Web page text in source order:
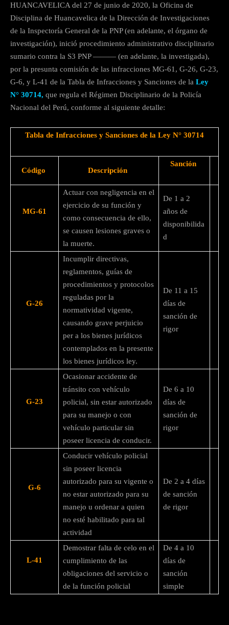
HUANCAVELICA del 27 de junio de 2020, la Oficina de
Disciplina de Huancavelica de la Dirección de Investigaciones
de la Inspectoría General de la PNP (en adelante, el órgano de
investigación), inició procedimiento administrativo disciplinario
sumario contra la S3 PNP ——— (en adelante, la investigada),
por la presunta comisión de las infracciones MG-61, G-26, G-23,
G-6, y L-41 de la Tabla de Infracciones y Sanciones de la Ley
N° 30714, que regula el Régimen Disciplinario de la Policía
Nacional del Perú, conforme al siguiente detalle:
Tabla de Infracciones y Sanciones de la Ley N° 30714
Código Descripción
Sanción
MG-61
Actuar con negligencia en el
ejercicio de su función y
como consecuencia de ello,
se causen lesiones graves o
la muerte.
De 1 a 2
años de
disponibilida
d
G-26
Incumplir directivas,
reglamentos, guías de
procedimientos y protocolos
reguladas por la
normatividad vigente,
causando grave perjuicio
per a los bienes jurídicos
contemplados en la presente
los bienes jurídicos ley.
De 11 a 15
días de
sanción de
rigor
G-23
Ocasionar accidente de
tránsito con vehículo
policial, sin estar autorizado
para su manejo o con
vehículo particular sin
poseer licencia de conducir.
De 6 a 10
días de
sanción de
rigor
G-6
Conducir vehículo policial
sin poseer licencia
autorizado para su vigente o
no estar autorizado para su
manejo u ordenar a quien
no esté habilitado para tal
actividad
De 2 a 4 días
de sanción
de rigor
L-41
Demostrar falta de celo en el
cumplimiento de las
obligaciones del servicio o
de la función policial
De 4 a 10
días de
sanción
simple